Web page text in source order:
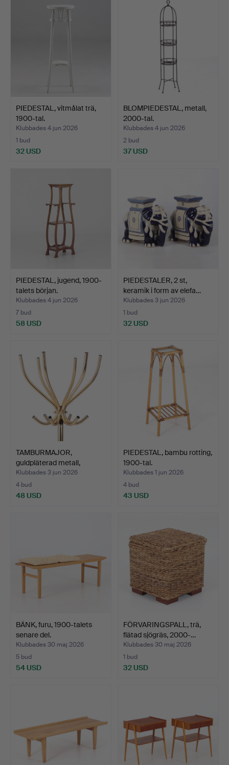
PIEDESTAL, vitmålat trä,
1900-tal.
Klubbades 4 jun 2026
1 bud
32 USD
BLOMPIEDESTAL, metall,
2000-tal.
Klubbades 4 jun 2026
2 bud
37 USD
PIEDESTAL, jugend, 1900-
talets början.
Klubbades 4 jun 2026
7 bud
58 USD
PIEDESTALER, 2 st,
keramik i form av elefa…
Klubbades 3 jun 2026
1 bud
32 USD
TAMBURMAJOR,
guldpläterad metall,
Produkti…
Klubbades 3 jun 2026
4 bud
48 USD
PIEDESTAL, bambu rotting,
1900-tal.
Klubbades 1 jun 2026
4 bud
43 USD
BÄNK, furu, 1900-talets
senare del.
Klubbades 30 maj 2026
5 bud
54 USD
FÖRVARINGSPALL, trä,
flätad sjögräs, 2000-…
Klubbades 30 maj 2026
1 bud
32 USD